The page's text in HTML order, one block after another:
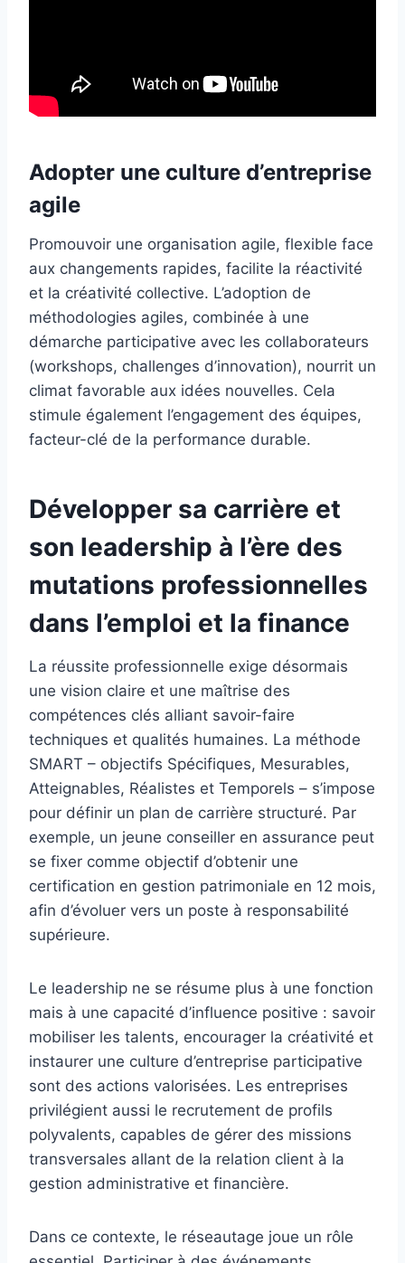
Adopter une culture d’entreprise
agile
Promouvoir une organisation agile, flexible face
aux changements rapides, facilite la réactivité
et la créativité collective. L’adoption de
méthodologies agiles, combinée à une
démarche participative avec les collaborateurs
(workshops, challenges d’innovation), nourrit un
climat favorable aux idées nouvelles. Cela
stimule également l’engagement des équipes,
facteur-clé de la performance durable.
Développer sa carrière et
son leadership à l’ère des
mutations professionnelles
dans l’emploi et la finance
La réussite professionnelle exige désormais
une vision claire et une maîtrise des
compétences clés alliant savoir-faire
techniques et qualités humaines. La méthode
SMART – objectifs Spécifiques, Mesurables,
Atteignables, Réalistes et Temporels – s’impose
pour définir un plan de carrière structuré. Par
exemple, un jeune conseiller en assurance peut
se fixer comme objectif d’obtenir une
certification en gestion patrimoniale en 12 mois,
afin d’évoluer vers un poste à responsabilité
supérieure.
Le leadership ne se résume plus à une fonction
mais à une capacité d’influence positive : savoir
mobiliser les talents, encourager la créativité et
instaurer une culture d’entreprise participative
sont des actions valorisées. Les entreprises
privilégient aussi le recrutement de profils
polyvalents, capables de gérer des missions
transversales allant de la relation client à la
gestion administrative et financière.
Dans ce contexte, le réseautage joue un rôle